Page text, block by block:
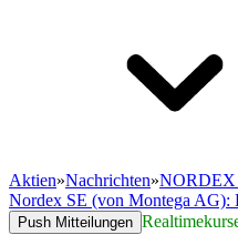
Aktien»Nachrichten»
Nordex SE (von Montega AG):
Push Mitteilungen